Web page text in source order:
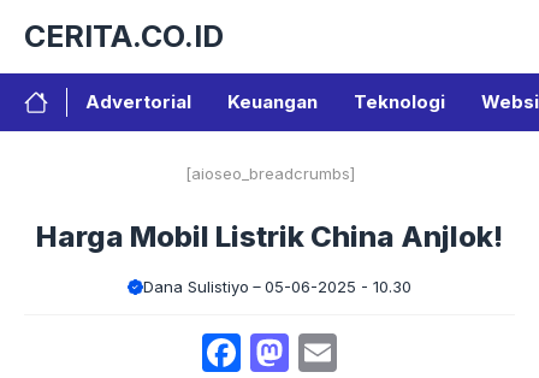
isi
CERITA.CO.ID
Advertorial Keuangan Teknologi
[aioseo_breadcrumbs]
Harga Mobil Listrik China Anjlok!
Dana Sulistiyo 05-06-2025 - 10.30
Facebook
Mastodon